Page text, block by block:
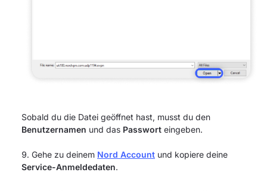
Sobald du die Datei geöffnet hast, musst du den
Benutzernamen und das Passwort eingeben.
Gehe zu deinem Nord Account und kopiere deine
Service-Anmeldedaten.